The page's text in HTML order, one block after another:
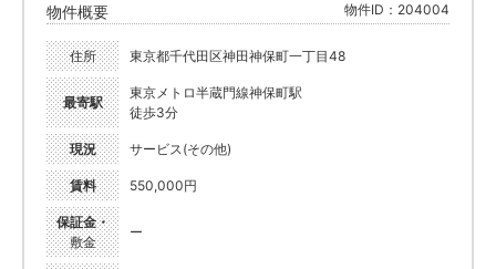
物件概要 物件ID：204004
住所 東京都千代田区神田神保町一丁目48
最寄駅
東京メトロ半蔵門線神保町駅
徒歩3分
現況 サービス(その他)
賃料 550,000円
保証金・
敷金
ー